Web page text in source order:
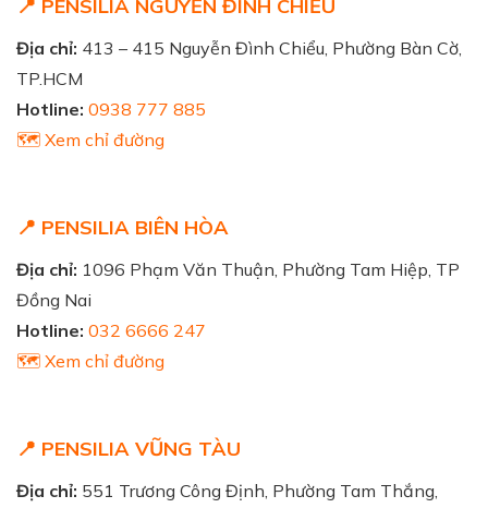
📍 PENSILIA NGUYỄN ĐÌNH CHIỂU
Địa chỉ: 413 – 415 Nguyễn Đình Chiểu, Phường Bàn Cờ,
TP.HCM
Hotline: 0938 777 885
🗺️ Xem chỉ đường
📍 PENSILIA BIÊN HÒA
Địa chỉ: 1096 Phạm Văn Thuận, Phường Tam Hiệp, TP
Đồng Nai
Hotline: 032 6666 247
🗺️ Xem chỉ đường
📍 PENSILIA VŨNG TÀU
Địa chỉ: 551 Trương Công Định, Phường Tam Thắng,